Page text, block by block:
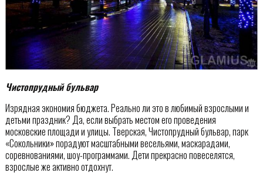
Чистопрудный бульвар
Изрядная экономия бюджета. Реально ли это в любимый взрослыми и
детьми праздник? Да, если выбрать местом его проведения
московские площади и улицы. Тверская, Чистопрудный бульвар, парк
«Сокольники» порадуют масштабными весельями, маскарадами,
соревнованиями, шоу-программами. Дети прекрасно повеселятся,
взрослые же активно отдохнут.